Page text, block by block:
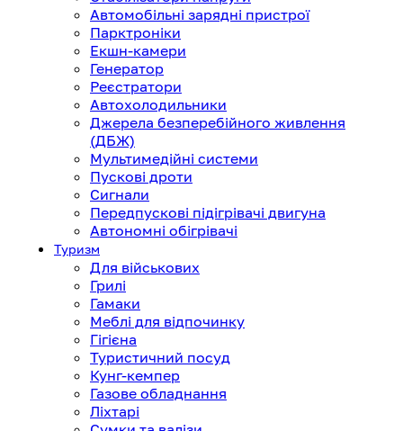
Автомобільні зарядні пристрої
Парктроніки
Екшн-камери
Генератор
Реєстратори
Автохолодильники
Джерела безперебійного живлення
(ДБЖ)
Мультимедійні системи
Пускові дроти
Сигнали
Передпускові підігрівачі двигуна
Автономні обігрівачі
Туризм
Для військових
Грилі
Гамаки
Меблі для відпочинку
Гігієна
Туристичний посуд
Кунг-кемпер
Газове обладнання
Ліхтарі